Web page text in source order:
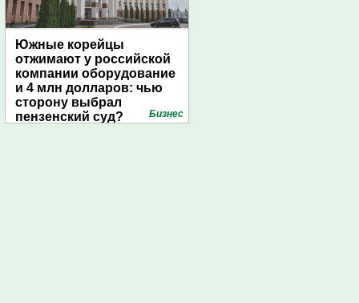
Южные корейцы
отжимают у российской
компании оборудование
и 4 млн долларов: чью
сторону выбрал
пензенский суд?
Бизнес